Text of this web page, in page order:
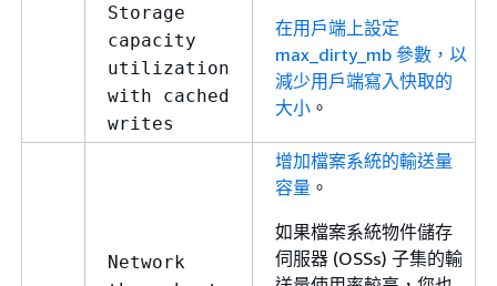
Storage
capacity
utilization
with cached
writes
在用戶端上設定
max_dirty_mb 參數，以
減少用戶端寫入快取的
大小 。
Network
增加檔案系統的輸送量
容量 。
如果檔案系統物件儲存
伺服器 (OSSs) 子集的輸